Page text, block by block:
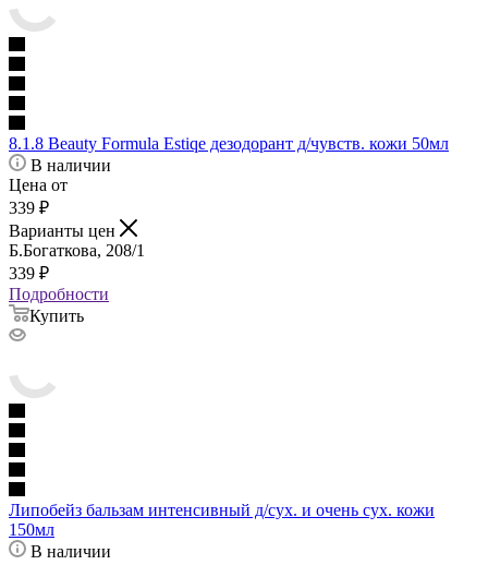
8.1.8 Beauty Formula Estiqe дезодорант д/чувств. кожи 50мл
В наличии
Цена от
339 ₽
Варианты цен
Б.Богаткова, 208/1
339 ₽
Подробности
Купить
Липобейз бальзам интенсивный д/сух. и очень сух. кожи
150мл
В наличии